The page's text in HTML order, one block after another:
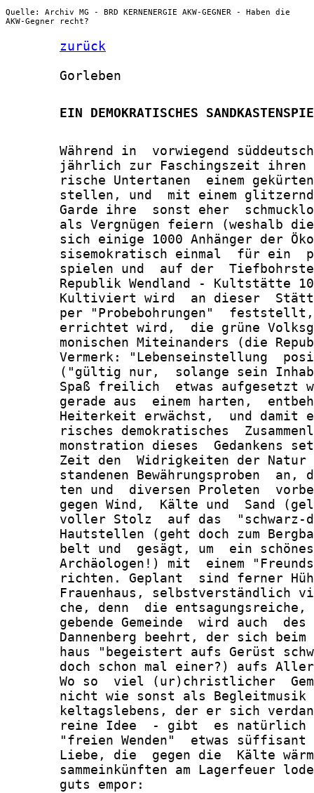
Quelle: Archiv MG - BRD KERNENERGIE AKW-GEGNER - Haben die
AKW-Gegner recht?
zurück
       Gorleben
EIN DEMOKRATISCHES
Während in  vorwiegend
jährlich zur Faschingszeit
rische Untertanen  einem
stellen, und  mit einem
Garde ihre  sonst eher
als Vergnügen feiern (weshalb
sich einige 1000 Anhänger der
sisemokratisch einmal  für ein
spielen und  auf der
Republik Wendland - Kultstätte
Kultiviert wird  an dieser
per "Probebohrungen"
errichtet wird,  die grüne
monischen Miteinanders (die
Vermerk: "Lebenseinstellung
("gültig nur,  solange sein
Spaß freilich  etwas aufgesetzt
gerade aus  einem harten,
Heiterkeit erwächst,  und damit
risches demokratisches
monstration dieses  Gedankens
Zeit den  Widrigkeiten der
standenen Bewährungsproben  an,
ten und  diversen Proleten
gegen Wind,  Kälte und  Sand
voller Stolz  auf das
Hautstellen (geht doch zum
belt und  gesägt, um  ein
Archäologen!) mit  einem
richten. Geplant  sind ferner
Frauenhaus, selbstverständlich
che, denn  die
gebende Gemeinde  wird auch
Dannenberg beehrt, der sich
haus "begeistert aufs Gerüst
doch schon mal einer?) aufs
Wo so  viel (ur)christlicher
nicht wie sonst als
keltagslebens, der er sich
reine Idee  - gibt  es
"freien Wenden"  etwas
Liebe, die  gegen die  Kälte
sammeinkünften am Lagerfeuer
       guts empor: